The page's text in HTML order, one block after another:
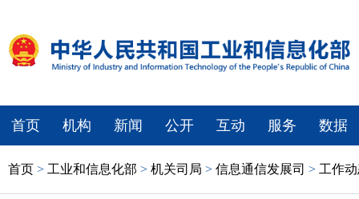
首页 机构 新闻 公开 互动 服务 数据
首页 > 工业和信息化部 > 机关司局 > 信息通信发展司 > 工作